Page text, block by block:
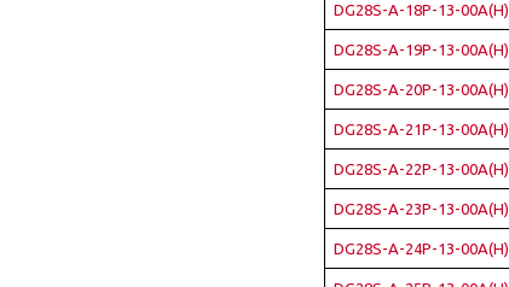
DG28S-A-18P-13-00A(H)
DG28S-A-19P-13-00A(H)
DG28S-A-20P-13-00A(H)
DG28S-A-21P-13-00A(H)
DG28S-A-22P-13-00A(H)
DG28S-A-23P-13-00A(H)
DG28S-A-24P-13-00A(H)